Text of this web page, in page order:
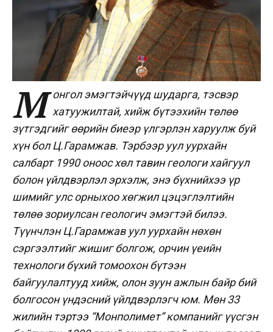
М онгол эмэгтэйчүүд шударга, тэсвэр
хатуужилтай, хийж бүтээхийн төлөө
зүтгэдгийг өөрийн биеэр үлгэрлэн харуулж буй
хүн бол Ц.Гарамжав. Тэрбээр уул уурхайн
салбарт 1990 оноос хөл тавин геологи хайгуул
болон үйлдвэрлэл эрхэлж, энэ бүхнийхээ үр
шимийг улс орныхоо хөгжил цэцэглэлтийн
төлөө зориулсан геологич эмэгтэй билээ.
Түүнчлэн Ц.Гарамжав уул уурхайн нөхөн
сэргээлтийг жишиг болгож, орчин үеийн
технологи бүхий томоохон бүтээн
байгуулалтууд хийж, олон зуун ажлын байр бий
болгосон үндэсний үйлдвэрлэгч юм. Мөн 33
жилийн тэртээ “Монполимет” компанийг үүсгэн